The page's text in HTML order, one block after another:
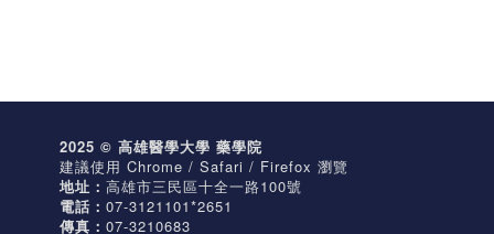
2025 © 高雄醫學大學 藥學院
建議使用 Chrome / Safari / Firefox 瀏覽
地址： 高雄市三民區十全一路100號
電話： 07-3121101*2651
傳真： 07-3210683